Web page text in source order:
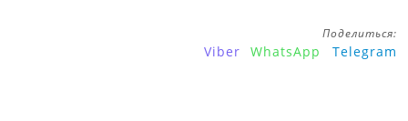
Поделиться:
Viber WhatsApp Telegram